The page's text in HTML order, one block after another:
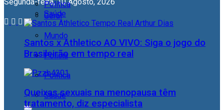
Geral
Mundo
Polícia
Política
Saúde
Política
Saúde
Santos x Athletico AO VIVO: Siga o jogo do
Brasileirão em tempo real
Queixas sexuais na menopausa têm
tratamento, diz especialista